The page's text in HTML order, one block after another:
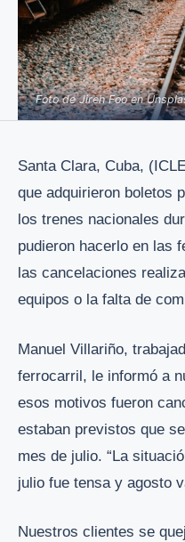
Foto de Jireh Foo en
Santa Clara, Cuba,
que adquirieron boletos
los trenes nacionales
pudieron hacerlo en las
las cancelaciones
equipos o la falta de
Manuel Villariño,
ferrocarril, le informó a
esos motivos fueron
estaban previstos que
mes de julio. “La
julio fue tensa y agosto
Nuestros clientes se